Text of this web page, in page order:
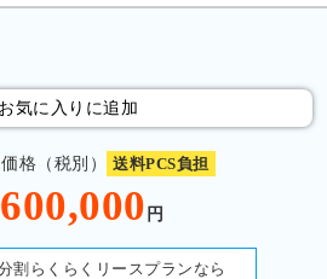
お気に入りに追加
格（税別） 送料PCS負担
円
割らくらくリースプランなら